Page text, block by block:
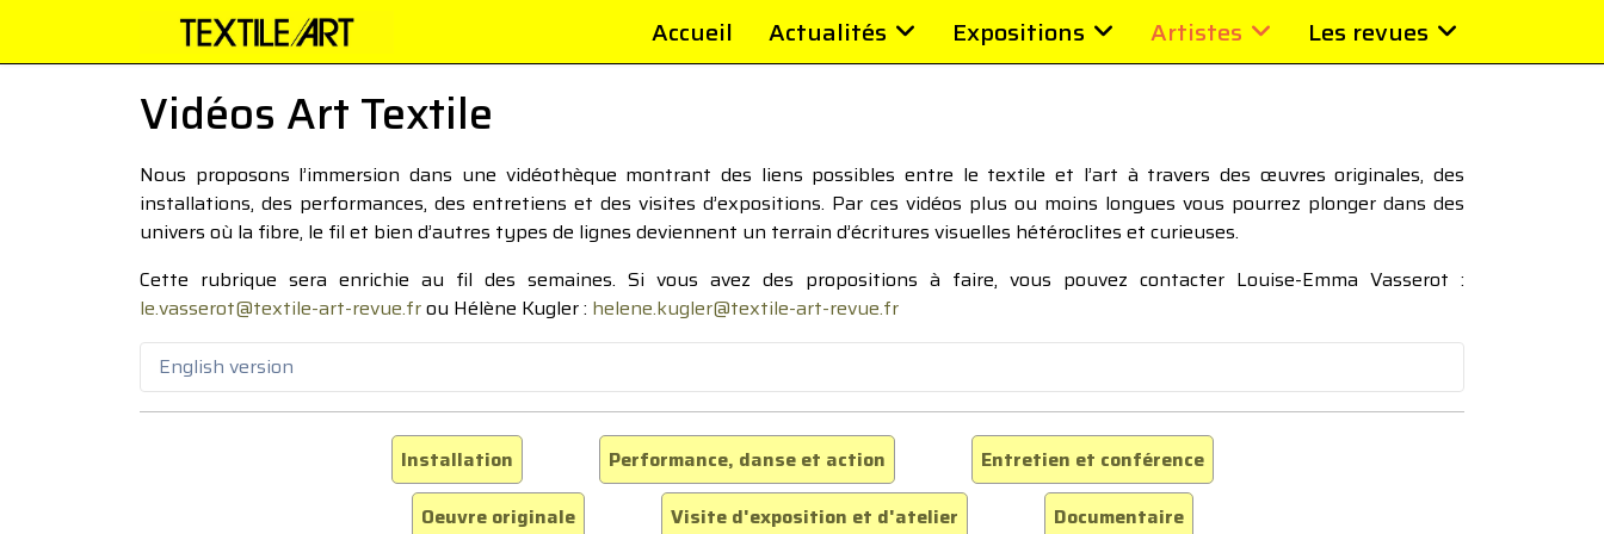
Accueil Actualités Expositions Artistes Les revues
Vidéos Art Textile
Nous proposons l’immersion dans une vidéothèque montrant des liens possibles entre le textile et l’art à travers des œuvres originales, des
installations, des performances, des entretiens et des visites d’expositions. Par ces vidéos plus ou moins longues vous pourrez plonger dans des
univers où la fibre, le fil et bien d’autres types de lignes deviennent un terrain d’écritures visuelles hétéroclites et curieuses.
Cette rubrique sera enrichie au fil des semaines. Si vous avez des propositions à faire, vous pouvez contacter Louise-Emma Vasserot :
le.vasserot@textile-art-revue.frou Hélène Kugler : helene.kugler@textile-art-revue.fr
English version
Installation Performance, danse et action
Entretien et conférence
Oeuvre originale
Visite d'exposition et d'atelier Documentaire